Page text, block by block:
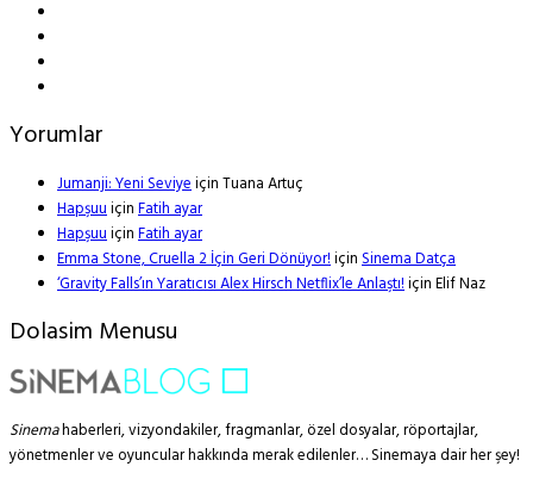
Yorumlar
Jumanji: Yeni SeviyeiçinTuana Artuç
HapşuuiçinFatih ayar
HapşuuiçinFatih ayar
Emma Stone, Cruella 2 İçin Geri Dönüyor!içinSinema Datça
‘Gravity Falls’ın Yaratıcısı Alex Hirsch Netflix’le Anlaştı!içinElif Naz
Dolasim Menusu
Sinemahaberleri, vizyondakiler, fragmanlar, özel dosyalar, röportajlar,
yönetmenler ve oyuncular hakkında merak edilenler… Sinemaya dair her şey!